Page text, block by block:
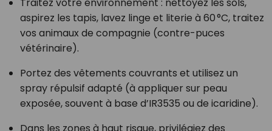
Traitez votre environnement : nettoyez les sols,
aspirez les tapis, lavez linge et literie à 60 °C, traitez
vos animaux de compagnie (contre-puces
vétérinaire).
Portez des vêtements couvrants et utilisez un
spray répulsif adapté (à appliquer sur peau
exposée, souvent à base d’IR3535 ou de icaridine).